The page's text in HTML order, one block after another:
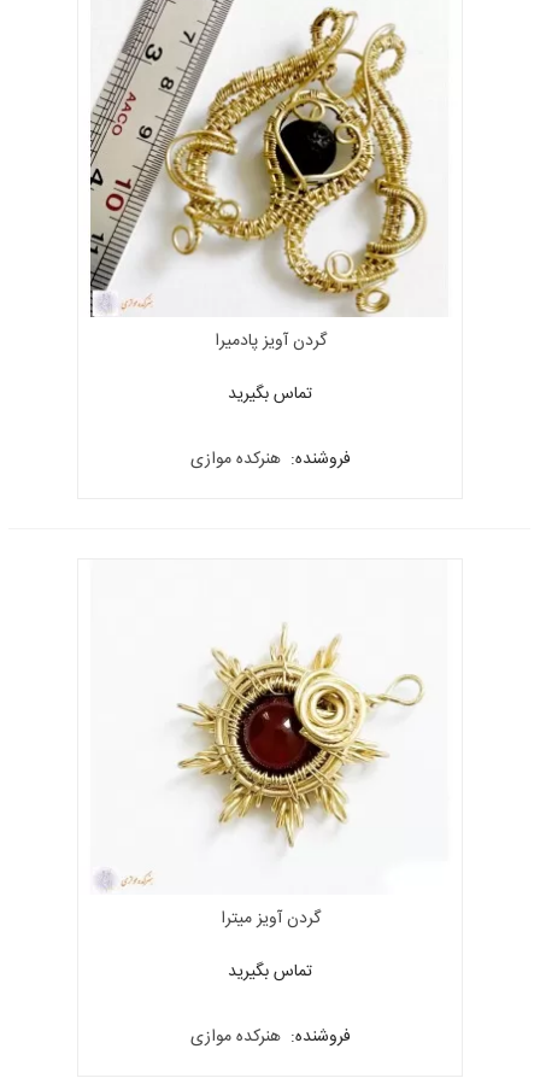
گردن آویز پادمیرا
تماس بگیرید
فروشنده: هنرکده موازی
گردن آویز میترا
تماس بگیرید
فروشنده: هنرکده موازی